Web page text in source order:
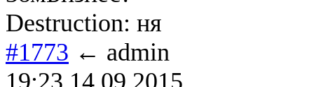
Destruction: ня
#1773 ← admin
19:23 14.09.2015